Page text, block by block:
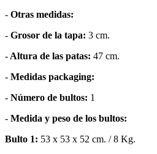
- Otras medidas:
- Grosor de la tapa: 3 cm.
- Altura de las patas: 47 cm.
- Medidas packaging:
- Número de bultos: 1
- Medida y peso de los bultos:
Bulto 1: 53 x 53 x 52 cm. / 8 Kg.